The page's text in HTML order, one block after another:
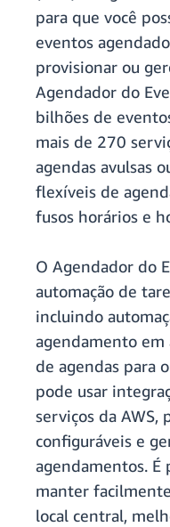
para que você
eventos
provisionar ou
Agendador do
bilhões de
mais de 270
agendas avulsas
flexíveis de
fusos horários e
O Agendador do
automação de
incluindo
agendamento em
de agendas para
pode usar
serviços da AWS,
configuráveis e
agendamentos. É
manter
local central,